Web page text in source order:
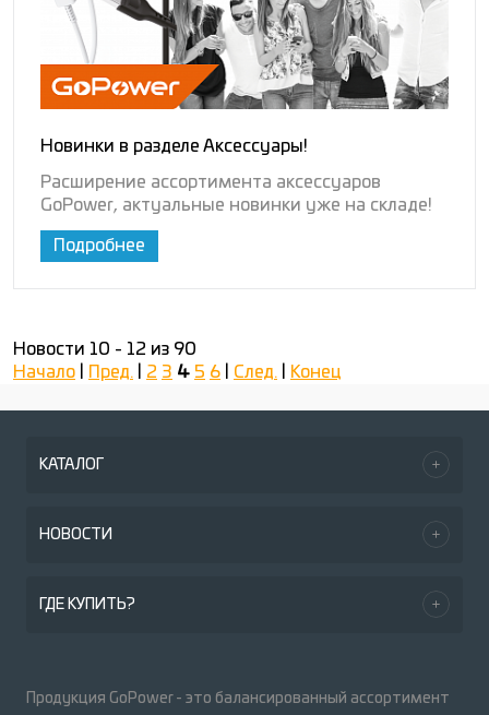
Новинки в разделе Аксессуары!
Расширение ассортимента аксессуаров
GoPower, актуальные новинки уже на складе!
Подробнее
Новости 10 - 12 из 90
Начало
Пред. 2 3 4 5 6 След. Конец
КАТАЛОГ
НОВОСТИ
ГДЕ КУПИТЬ?
Продукция GoPower - это балансированный ассортимент